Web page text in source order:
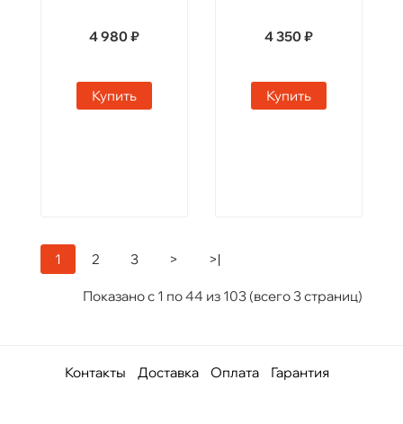
4 980 ₽
Купить
4 350 ₽
Купить
1 2 3 > >|
Показано с 1 по 44 из 103 (всего 3 страниц)
Контакты Доставка Оплата Гарантия